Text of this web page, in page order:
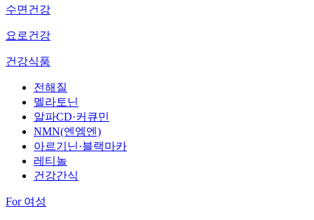
수면건강
요로건강
건강식품
전해질
멜라토닌
알파CD·커큐민
NMN(엔엠엔)
아르기닌·블랙마카
레티놀
건강간식
For 여성